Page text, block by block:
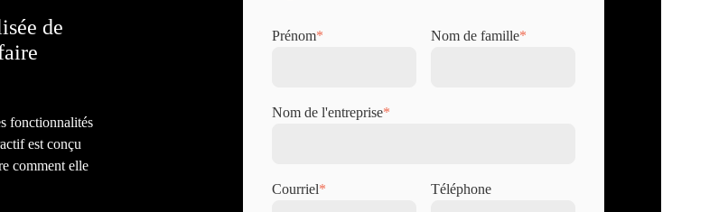
de
fonctionnalités
est conçu
comment elle
Prénom* Nom de famille*
Nom de l'entreprise*
Courriel* Téléphone